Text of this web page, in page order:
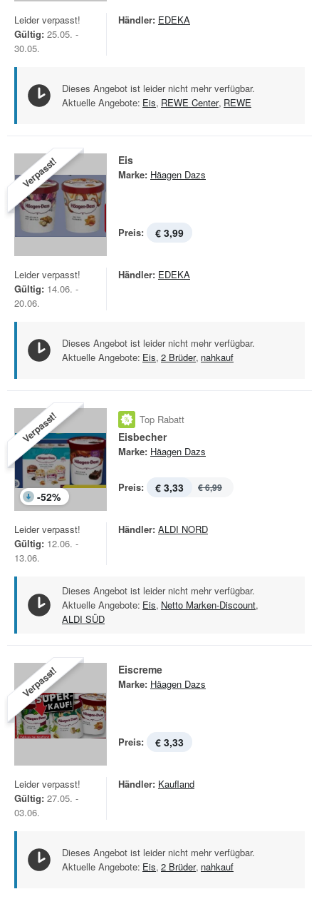
Leider verpasst!
Gültig: 25.05. -
30.05.
Händler: EDEKA
Dieses Angebot ist leider nicht mehr verfügbar.
Aktuelle Angebote: Eis, REWE Center, REWE
Verpasst! Eis
Marke: Häagen Dazs
Preis: € 3,99
Leider verpasst!
Gültig: 14.06. -
20.06.
Händler: EDEKA
Dieses Angebot ist leider nicht mehr verfügbar.
Aktuelle Angebote: Eis, 2 Brüder, nahkauf
Verpasst!
-52%
Top Rabatt
Eisbecher
Marke: Häagen Dazs
Preis: € 3,33 € 6,99
Leider verpasst!
Gültig: 12.06. -
13.06.
Händler: ALDI NORD
Dieses Angebot ist leider nicht mehr verfügbar.
Aktuelle Angebote: Eis, Netto Marken-Discount,
ALDI SÜD
Verpasst! Eiscreme
Marke: Häagen Dazs
Preis: € 3,33
Leider verpasst!
Gültig: 27.05. -
03.06.
Händler: Kaufland
Dieses Angebot ist leider nicht mehr verfügbar.
Aktuelle Angebote: Eis, 2 Brüder, nahkauf